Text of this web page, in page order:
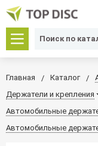
Главная Каталог
Держатели и крепления
Автомобильные
Автомобильные